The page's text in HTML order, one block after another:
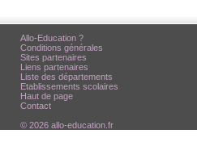
Allo-Education ?
Conditions générales
Sites partenaires
Liens partenaires
Liste des départements
Etablissements scolaires
Haut de page
Contact
© 2026 allo-education.fr